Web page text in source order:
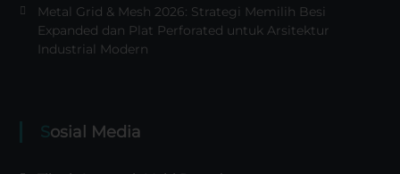
Metal Grid & Mesh 2026: Strategi Memilih Besi
Expanded dan Plat Perforated untuk Arsitektur
Industrial Modern
Sosial Media